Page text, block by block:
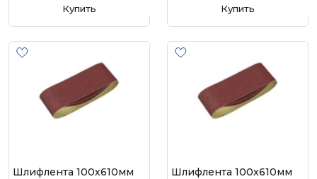
Купить Купить
Шлифлента 100х610мм
Шлифлента 100х610мм